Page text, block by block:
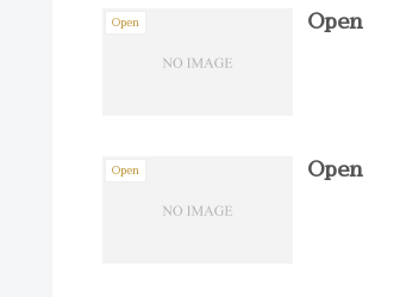
Open Open
Open Open